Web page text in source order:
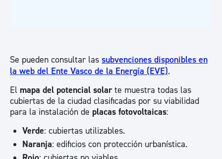
Se pueden consultar las subvenciones disponibles en
la web del Ente Vasco de la Energía (EVE).
El mapa del potencial solarte muestra todas las
cubiertas de la ciudad clasificadas por su viabilidad
para la instalación de placas fotovoltaicas:
Verde: cubiertas utilizables.
Naranja: edificios con protección urbanística.